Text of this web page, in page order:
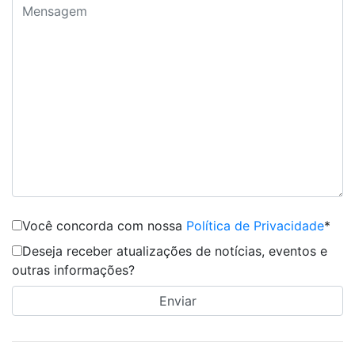
Você concorda com nossa Política de Privacidade*
Deseja receber atualizações de notícias, eventos e
outras informações?